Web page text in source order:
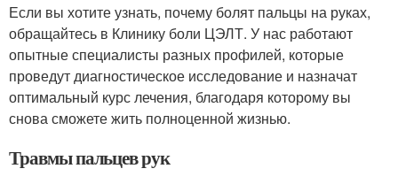
Если вы хотите узнать, почему болят пальцы на руках,
обращайтесь в Клинику боли ЦЭЛТ. У нас работают
опытные специалисты разных профилей, которые
проведут диагностическое исследование и назначат
оптимальный курс лечения, благодаря которому вы
снова сможете жить полноценной жизнью.
Травмы пальцев рук